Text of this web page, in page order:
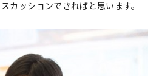
カッションできればと思います。